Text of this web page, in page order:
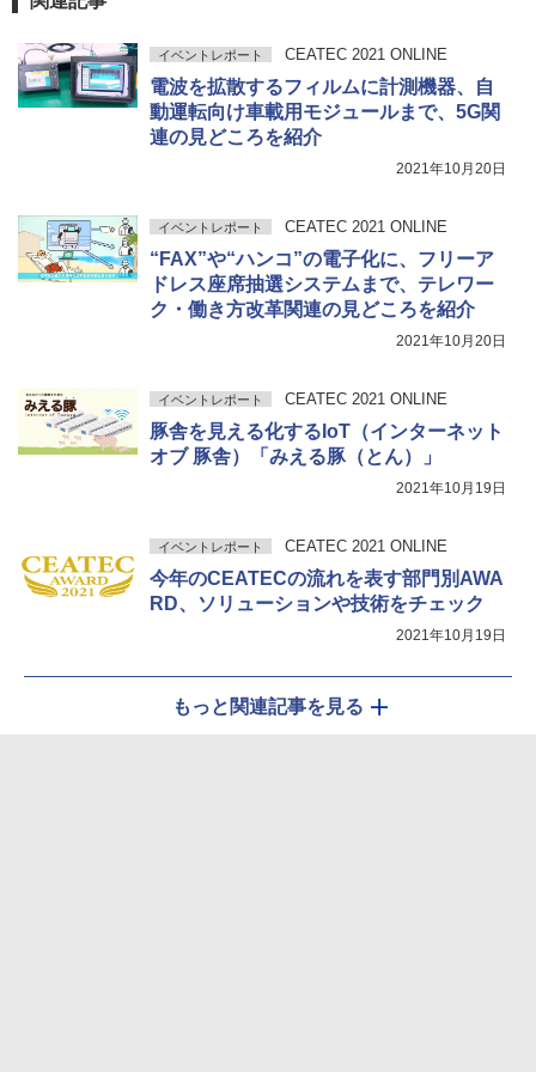
イベントレポート CEATEC 2021 ONLINE
電波を拡散するフィルムに計測機器、自
動運転向け車載用モジュールまで、5G関
連の見どころを紹介
2021年10月20日
イベントレポート CEATEC 2021 ONLINE
“FAX”や“ハンコ”の電子化に、フリーア
ドレス座席抽選システムまで、テレワー
ク・働き方改革関連の見どころを紹介
2021年10月20日
イベントレポート CEATEC 2021 ONLINE
豚舎を見える化するIoT（インターネット
オブ 豚舎）「みえる豚（とん）」
2021年10月19日
イベントレポート CEATEC 2021 ONLINE
今年のCEATECの流れを表す部門別AWA
RD、ソリューションや技術をチェック
2021年10月19日
もっと関連記事を見る